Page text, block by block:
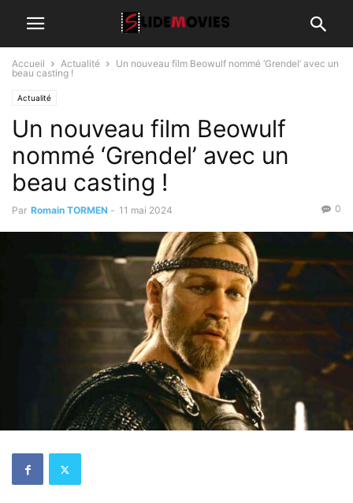
Accueil Actualité
Un nouveau film Beowulf nommé ‘Grendel’ avec un
beau casting !
Actualité
Un nouveau film Beowulf
nommé ‘Grendel’ avec un
beau casting !
Par Romain TORMEN - 11 mai 2024 0